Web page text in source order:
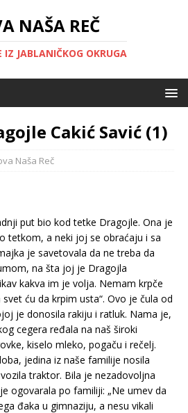
NAŠA REČ
IZ JABLANIČKOG OKRUGA
Cakić Savić (1)
Naša Reč
put bio kod tetke Dragojle. Ona je
tetkom, a neki joj se obraćaju i sa
je savetovala da ne treba da
na šta joj je Dragojla
kakva im je volja. Nemam krpče
ću da krpim usta“. Ovo je čula od
je donosila rakiju i ratluk. Nama je,
cegera ređala na naš široki
kiselo mleko, pogaču i rečelj.
jedina iz naše familije nosila
traktor. Bila je nezadovoljna
ogovarala po familiji: „Ne umev da
đaka u gimnaziju, a nesu vikali